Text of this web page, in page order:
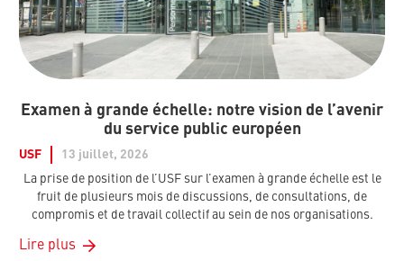
Examen à grande échelle: notre vision de l’avenir
du service public européen
USF
13 juillet, 2026
La prise de position de l’USF sur l’examen à grande échelle est le
fruit de plusieurs mois de discussions, de consultations, de
compromis et de travail collectif au sein de nos organisations.
Lire plus